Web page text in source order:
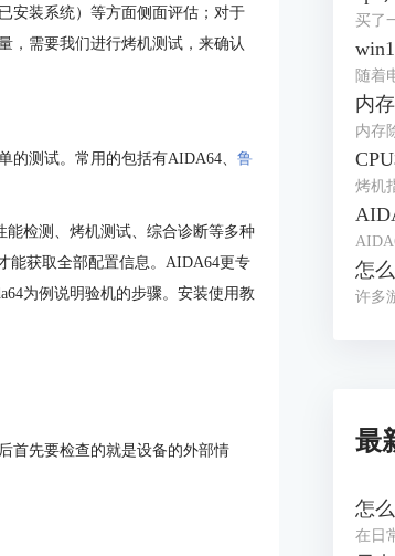
安装系统）等方面侧面评估；对于
，需要我们进行烤机测试，来确认
的测试。常用的包括有AIDA64、 鲁
能检测、烤机测试、综合诊断等多种
能获取全部配置信息。AIDA64更专
为例说明验机的步骤。安装使用教
首先要检查的就是设备的外部情
最